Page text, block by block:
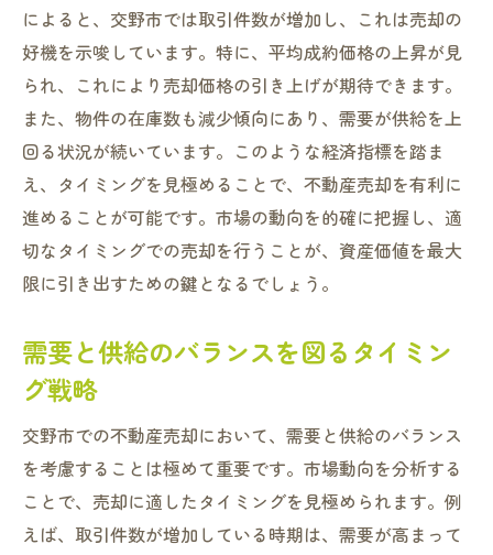
によると、交野市では取引件数が増加し、これは売却の
好機を示唆しています。特に、平均成約価格の上昇が見
られ、これにより売却価格の引き上げが期待できます。
また、物件の在庫数も減少傾向にあり、需要が供給を上
回る状況が続いています。このような経済指標を踏ま
え、タイミングを見極めることで、不動産売却を有利に
進めることが可能です。市場の動向を的確に把握し、適
切なタイミングでの売却を行うことが、資産価値を最大
限に引き出すための鍵となるでしょう。
需要と供給のバランスを図るタイミン
グ戦略
交野市での不動産売却において、需要と供給のバランス
を考慮することは極めて重要です。市場動向を分析する
ことで、売却に適したタイミングを見極められます。例
えば、取引件数が増加している時期は、需要が高まって